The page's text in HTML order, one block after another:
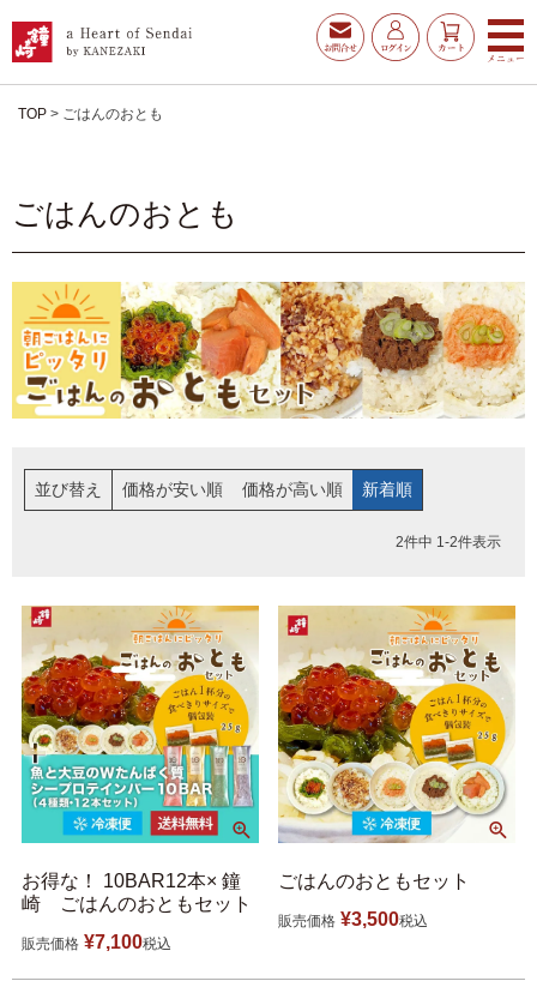
お得な夏ギフト 大漁旗特選詰合せ
お誕生日祝い・長寿祝い ごはんのおとも
晩酌のおとも
仙臺BLACK
季節のかねささ とうも
ろこし
特選詰合せ はじめてセット
かねささ
TOP ごはんのおとも
ごはんのおとも
並び替え 価格が安い順 価格が高い順 新着順
2件中 1 -2件表示
お得な！ 10BAR12本× 鐘
崎 ごはんのおともセット
販売価格 ¥7,100税込
ごはんのおともセット
販売価格 ¥3,500税込